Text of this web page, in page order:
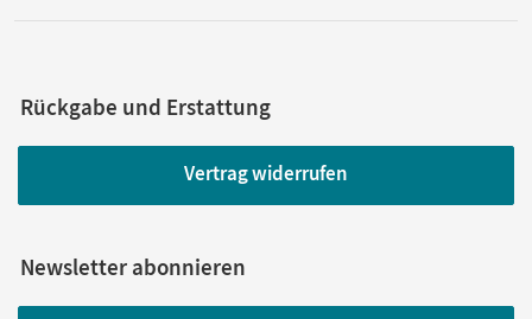
Rückgabe und Erstattung
Vertrag widerrufen
Newsletter abonnieren